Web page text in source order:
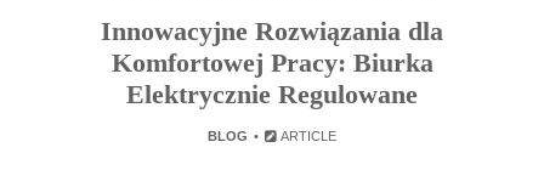
Innowacyjne Rozwiązania dla
Komfortowej Pracy: Biurka
Elektrycznie Regulowane
BLOG ARTICLE